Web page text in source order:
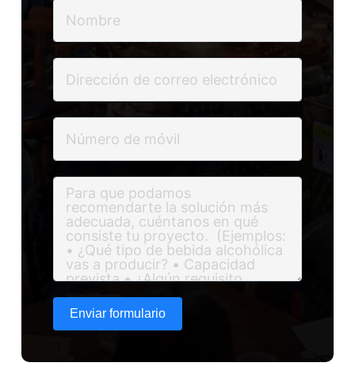
Enviar formulario